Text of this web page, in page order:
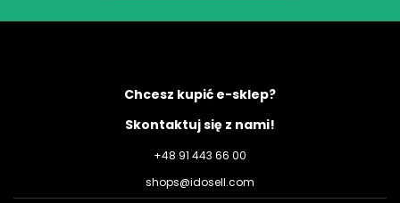
Chcesz kupić e-sklep?
Skontaktuj się z nami!
+48 91 443 66 00
shops@idosell.com